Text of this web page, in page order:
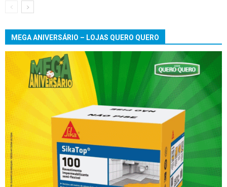
MEGA ANIVERSÁRIO – LOJAS QUERO QUERO